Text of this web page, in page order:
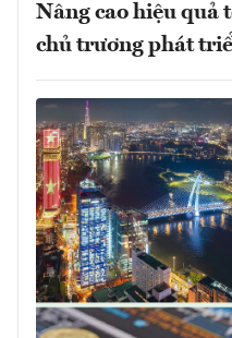
Nâng cao hiệu quả
chủ trương phát